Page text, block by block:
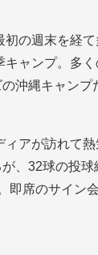
の週末を経
ャンプ。多
沖縄キャンプ
アが訪れて
、32球の投
即席のサイン